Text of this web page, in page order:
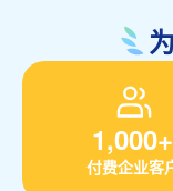
1,000+
付费企业客